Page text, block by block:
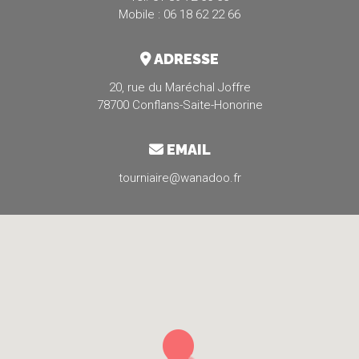
Mobile : 06 18 62 22 66
ADRESSE
20, rue du Maréchal Joffre
78700 Conflans-Saite-Honorine
EMAIL
tourniaire@wanadoo.fr